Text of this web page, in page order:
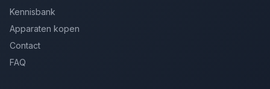
Kennisbank
Apparaten kopen
Contact
FAQ